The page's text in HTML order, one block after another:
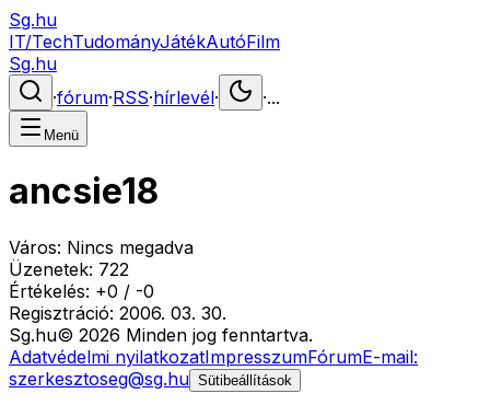
Sg.hu
IT/TechTudományJátékAutóFilm
Sg.hu
·fórum·RSS·hírlevél· ·...
Menü
ancsie18
Város: Nincs megadva
Üzenetek: 722
Értékelés: +0 / -0
Regisztráció: 2006. 03. 30.
Sg.hu© 2026 Minden jog fenntartva.
Adatvédelmi nyilatkozatImpresszumFórumE-mail:
szerkesztoseg@sg.hu Sütibeállítások